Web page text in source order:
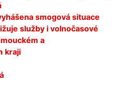
smogová situace
služby i volnočasové
a
kraji